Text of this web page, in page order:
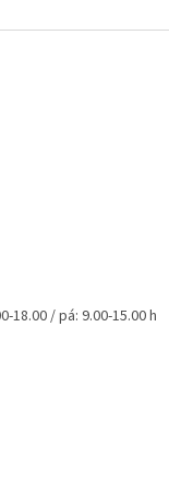
18.00 / pá: 9.00-15.00 h